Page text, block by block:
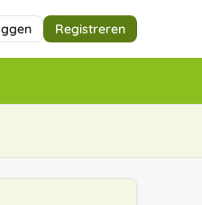
Registreren